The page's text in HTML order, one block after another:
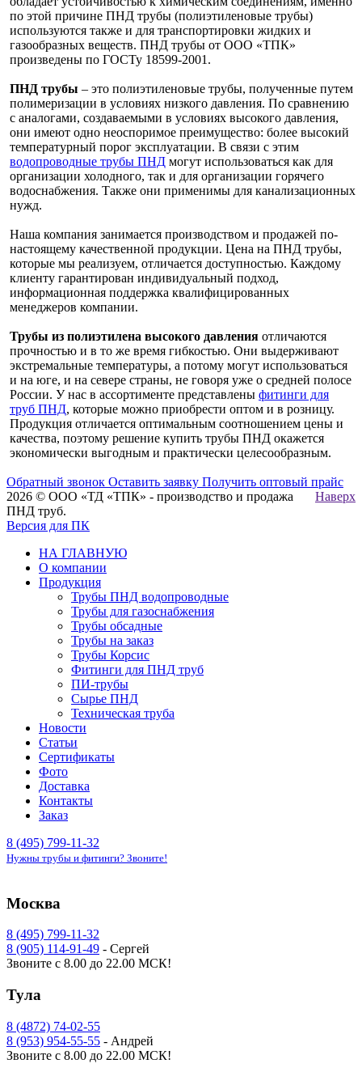
по этой причине ПНД трубы (полиэтиленовые трубы)
используются также и для транспортировки жидких и
газообразных веществ. ПНД трубы от ООО «ТПК»
произведены по ГОСТу 18599-2001.
ПНД трубы – это полиэтиленовые трубы, полученные путем
полимеризации в условиях низкого давления. По сравнению
с аналогами, создаваемыми в условиях высокого давления,
они имеют одно неоспоримое преимущество: более высокий
температурный порог эксплуатации. В связи с этим
водопроводные трубы ПНД могут использоваться как для
организации холодного, так и для организации горячего
водоснабжения. Также они применимы для канализационных
нужд.
Наша компания занимается производством и продажей по-
настоящему качественной продукции. Цена на ПНД трубы,
которые мы реализуем, отличается доступностью. Каждому
клиенту гарантирован индивидуальный подход,
информационная поддержка квалифицированных
менеджеров компании.
Трубы из полиэтилена высокого давления отличаются
прочностью и в то же время гибкостью. Они выдерживают
экстремальные температуры, а потому могут использоваться
и на юге, и на севере страны, не говоря уже о средней полосе
России. У нас в ассортименте представлены фитинги для
труб ПНД, которые можно приобрести оптом и в розницу.
Продукция отличается оптимальным соотношением цены и
качества, поэтому решение купить трубы ПНД окажется
экономически выгодным и практически целесообразным.
Обратный звонок Оставить заявку Получить оптовый прайс
Наверх
2026 © ООО «ТД «ТПК» - производство и продажа
ПНД труб.
Версия для ПК
НА ГЛАВНУЮ
О компании
Продукция
Трубы ПНД водопроводные
Трубы для газоснабжения
Трубы обсадные
Трубы на заказ
Трубы Корсис
Фитинги для ПНД труб
ПИ-трубы
Сырье ПНД
Техническая труба
Новости
Статьи
Сертификаты
Фото
Доставка
Контакты
Заказ
8 (495) 799-11-32
Нужны трубы и фитинги? Звоните!
Москва
8 (495) 799-11-32
8 (905) 114-91-49 - Сергей
Звоните с 8.00 до 22.00 МСК!
Тула
8 (4872) 74-02-55
8 (953) 954-55-55 - Андрей
Звоните с 8.00 до 22.00 МСК!